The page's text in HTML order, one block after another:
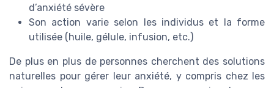
d’anxiété sévère
Son action varie selon les individus et la forme
utilisée (huile, gélule, infusion, etc.)
De plus en plus de personnes cherchent des solutions
naturelles pour gérer leur anxiété, y compris chez les